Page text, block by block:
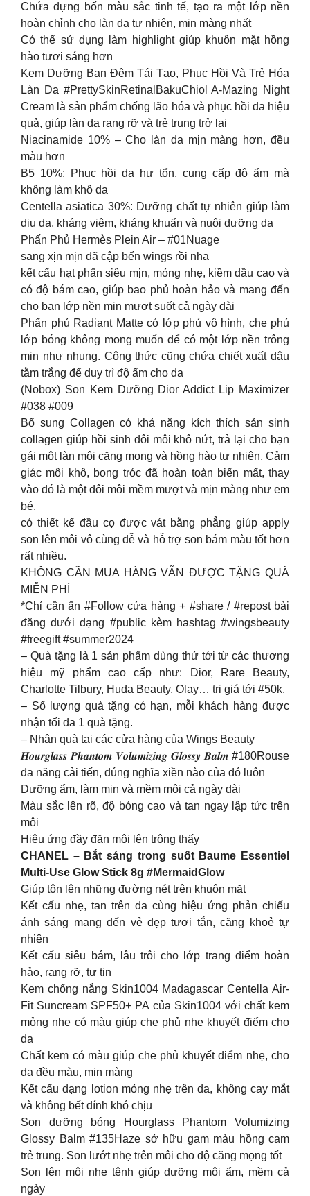
Chứa đựng bốn màu sắc tinh tế, tạo ra một lớp nền
hoàn chỉnh cho làn da tự nhiên, mịn màng nhất
Có thể sử dụng làm highlight giúp khuôn mặt hồng
hào tươi sáng hơn
Kem Dưỡng Ban Đêm Tái Tạo, Phục Hồi Và Trẻ Hóa
Làn Da #PrettySkinRetinalBakuChiol A-Mazing Night
Cream là sản phẩm chống lão hóa và phục hồi da hiệu
quả, giúp làn da rạng rỡ và trẻ trung trở lại
Niacinamide 10% – Cho làn da mịn màng hơn, đều
màu hơn
B5 10%: Phục hồi da hư tổn, cung cấp độ ẩm mà
không làm khô da
Centella asiatica 30%: Dưỡng chất tự nhiên giúp làm
dịu da, kháng viêm, kháng khuẩn và nuôi dưỡng da
Phấn Phủ Hermès Plein Air – #01Nuage
sang xịn mịn đã cập bến wings rồi nha
kết cấu hạt phấn siêu mịn, mỏng nhẹ, kiềm dầu cao và
có độ bám cao, giúp bao phủ hoàn hảo và mang đến
cho bạn lớp nền mịn mượt suốt cả ngày dài
Phấn phủ Radiant Matte có lớp phủ vô hình, che phủ
lớp bóng không mong muốn để có một lớp nền trông
mịn như nhung. Công thức cũng chứa chiết xuất dâu
tằm trắng để duy trì độ ẩm cho da
(Nobox) Son Kem Dưỡng Dior Addict Lip Maximizer
#038 #009
Bổ sung Collagen có khả năng kích thích sản sinh
collagen giúp hồi sinh đôi môi khô nứt, trả lại cho bạn
gái một làn môi căng mọng và hồng hào tự nhiên. Cảm
giác môi khô, bong tróc đã hoàn toàn biến mất, thay
vào đó là một đôi môi mềm mượt và mịn màng như em
bé.
có thiết kế đầu cọ được vát bằng phẳng giúp apply
son lên môi vô cùng dễ và hỗ trợ son bám màu tốt hơn
rất nhiều.
KHÔNG CẦN MUA HÀNG VẪN ĐƯỢC TẶNG QUÀ
MIỄN PHÍ
*Chỉ cần ấn #Follow cửa hàng + #share / #repost bài
đăng dưới dạng #public kèm hashtag #wingsbeauty
#freegift #summer2024
– Quà tặng là 1 sản phẩm dùng thử tới từ các thương
hiệu mỹ phẩm cao cấp như: Dior, Rare Beauty,
Charlotte Tilbury, Huda Beauty, Olay… trị giá tới #50k.
– Số lượng quà tặng có hạn, mỗi khách hàng được
nhận tối đa 1 quà tặng.
– Nhận quà tại các cửa hàng của Wings Beauty
𝑯𝒐𝒖𝒓𝒈𝒍𝒂𝒔𝒔 𝑷𝒉𝒂𝒏𝒕𝒐𝒎 𝑽𝒐𝒍𝒖𝒎𝒊𝒛𝒊𝒏𝒈 𝑮𝒍𝒐𝒔𝒔𝒚 𝑩𝒂𝒍𝒎 #180Rouse
đa năng cải tiến, đúng nghĩa xiền nào của đó luôn
Dưỡng ẩm, làm mịn và mềm môi cả ngày dài
Màu sắc lên rõ, độ bóng cao và tan ngay lập tức trên
môi
Hiệu ứng đầy đặn môi lên trông thấy
CHANEL – Bắt sáng trong suốt Baume Essentiel
Multi-Use Glow Stick 8g #MermaidGlow
Giúp tôn lên những đường nét trên khuôn mặt
Kết cấu nhẹ, tan trên da cùng hiệu ứng phản chiếu
ánh sáng mang đến vẻ đẹp tươi tắn, căng khoẻ tự
nhiên
Kết cấu siêu bám, lâu trôi cho lớp trang điểm hoàn
hảo, rạng rỡ, tự tin
Kem chống nắng Skin1004 Madagascar Centella Air-
Fit Suncream SPF50+ PA của Skin1004 với chất kem
mỏng nhẹ có màu giúp che phủ nhẹ khuyết điểm cho
da
Chất kem có màu giúp che phủ khuyết điểm nhẹ, cho
da đều màu, mịn màng
Kết cấu dạng lotion mỏng nhẹ trên da, không cay mắt
và không bết dính khó chịu
Son dưỡng bóng Hourglass Phantom Volumizing
Glossy Balm #135Haze sở hữu gam màu hồng cam
trẻ trung. Son lướt nhẹ trên môi cho độ căng mọng tốt
Son lên môi nhẹ tênh giúp dưỡng môi ẩm, mềm cả
ngày